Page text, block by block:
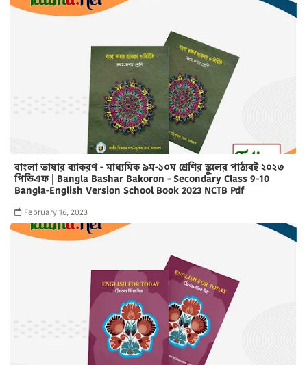
বাংলা ভাষার ব্যাকরণ - মাধ্যমিক ৯ম-১০ম শ্রেণির স্কুলের পাঠ্যবই ২০২৩
পিডিএফ | Bangla Bashar Bakoron - Secondary Class 9-10
Bangla-English Version School Book 2023 NCTB Pdf
February 16, 2023